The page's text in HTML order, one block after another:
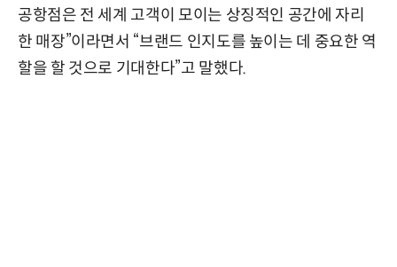
공항점은 전 세계 고객이 모이는 상징적인 공간에 자리
한 매장”이라면서 “브랜드 인지도를 높이는 데 중요한 역
할을 할 것으로 기대한다”고 말했다.